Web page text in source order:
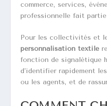
commerce, services,
professionnelle fait partie
Pour les collectivités et
personnalisation textile
fonction de signalétique
d’identifier rapidement
ou les agents, et de